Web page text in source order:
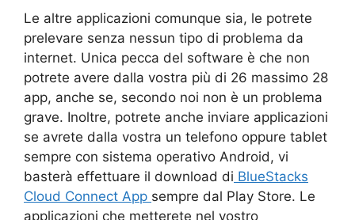
Le altre applicazioni comunque sia, le potrete
prelevare senza nessun tipo di problema da
internet. Unica pecca del software è che non
potrete avere dalla vostra più di 26 massimo 28
app, anche se, secondo noi non è un problema
grave. Inoltre, potrete anche inviare applicazioni
se avrete dalla vostra un telefono oppure tablet
sempre con sistema operativo Android, vi
basterà effettuare il download di BlueStacks
Cloud Connect App sempre dal Play Store. Le
applicazioni che metterete nel vostro